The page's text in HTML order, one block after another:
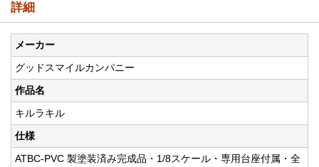
詳細
メーカー
グッドスマイルカンパニー
作品名
キルラキル
仕様
ATBC-PVC 製塗装済み完成品・1/8スケール・専用台座付属・全